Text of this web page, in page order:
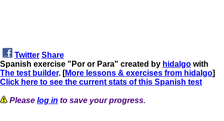
Twitter Share
Spanish exercise "Por or Para" created by hidalgo with
The test builder. [More lessons & exercises from hidalgo]
Click here to see the current stats of this Spanish test
Please log in to save your progress.